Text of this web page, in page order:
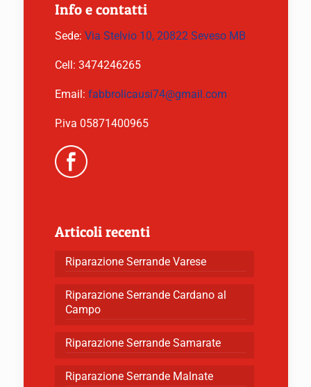
Info e contatti
Sede: Via Stelvio 10, 20822 Seveso MB
Cell: 3474246265
Email: fabbrolicausi74@gmail.com
P.iva 05871400965
Articoli recenti
Riparazione Serrande Varese
Riparazione Serrande Cardano al
Campo
Riparazione Serrande Samarate
Riparazione Serrande Malnate